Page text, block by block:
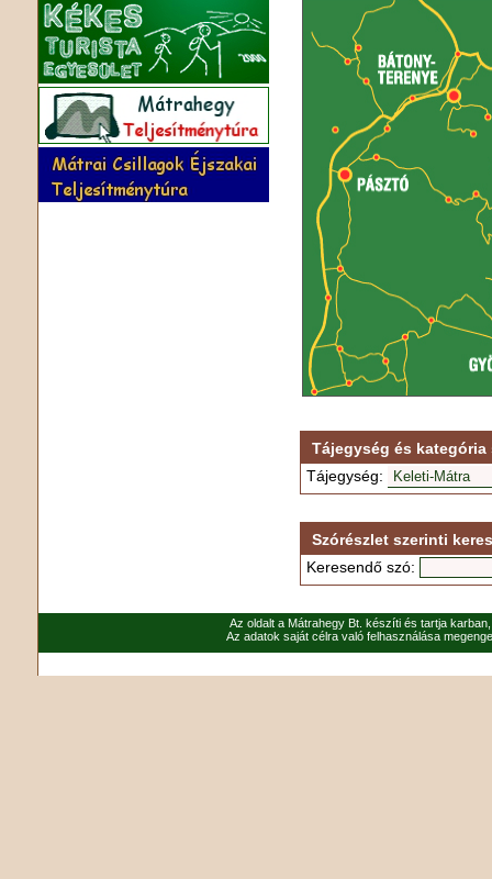
Tájegység és kategória
Tájegység:
Szórészlet szerinti
Keresendő szó:
Az oldalt a Mátrahegy Bt. készíti és tartja
Az adatok saját célra való felhasználása